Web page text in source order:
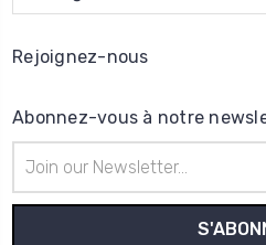
Rejoignez-nous
Abonnez-vous à notre
e-
mail